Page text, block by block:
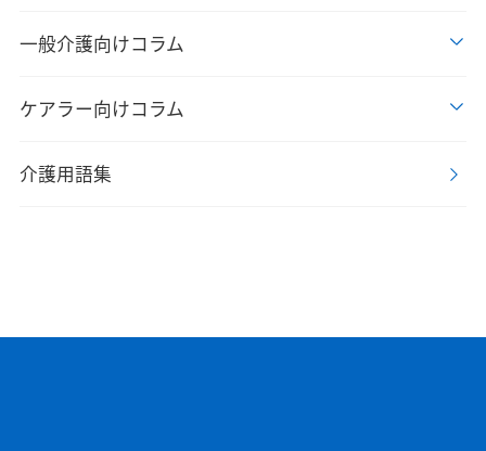
一般介護向けコラム
ケアラー向けコラム
介護用語集